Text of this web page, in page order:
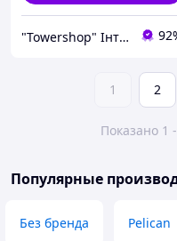
"Towershop" Інтернет-магазин
1 2
Показано 1
Популярные
Без бренда Pelican